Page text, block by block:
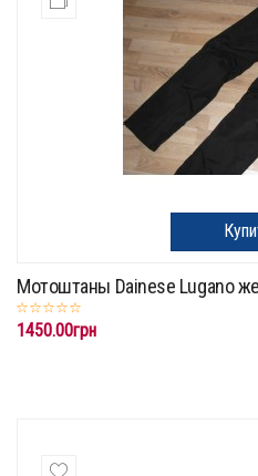
Мотоштаны Dainese Lugano
1450.00грн